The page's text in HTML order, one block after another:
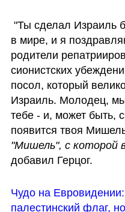
в мире, и я
родители
сионистских
посол, который
Израиль. Молодец,
тебе - и, может быть,
появится твоя
"Мишель", с которой
добавил Герцог.
Чудо на
палестинский флаг,